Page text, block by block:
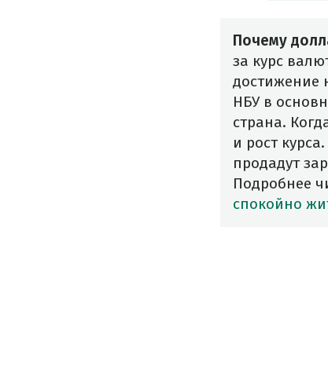
Почему
за курс
достижение
НБУ в
страна.
и рост
продадут
Подробнее
спокойно